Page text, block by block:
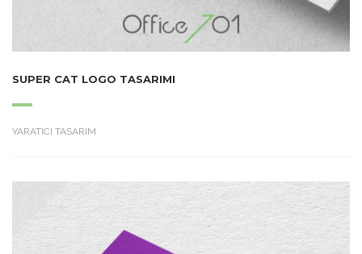
SUPER CAT LOGO TASARIMI
YARATICI TASARIM